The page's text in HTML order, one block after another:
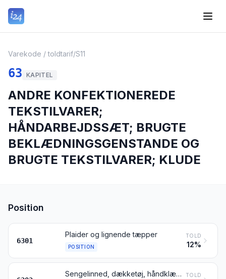
Varekode / toldtarif/S11
63 KAPITEL
ANDRE KONFEKTIONEREDE
TEKSTILVARER;
HÅNDARBEJDSSÆT; BRUGTE
BEKLÆDNINGSGENSTANDE OG
BRUGTE TEKSTILVARER; KLUDE
Position
6301
Plaider og lignende tæpper
POSITION
TOLD
12%
Sengelinned, dækketøj, håndklæder, vaskeklude, viskestykker og lignende varer TOLD